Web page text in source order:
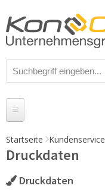
Produkte
Messestände
Startseite Kundenservice
Druckdaten
Druckdaten